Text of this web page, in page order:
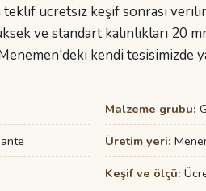
ücretsiz keşif sonrası
ve standart kalınlıkları 20
kendi tesisimizde
Malzeme grubu:
Üretim yeri:
Keşif ve ölçü: